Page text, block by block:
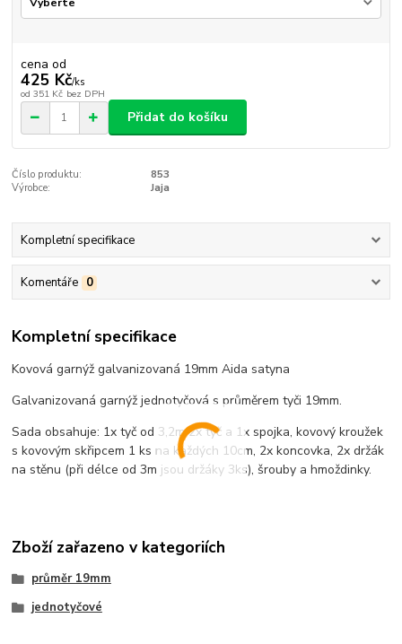
cena od
425 Kč/ks
od 351 Kč bez DPH
Přidat do košíku
Číslo produktu:
853
Výrobce:
Jaja
Kompletní specifikace
Komentáře 0
Kompletní specifikace
Kovová garnýž galvanizovaná 19mm Aida satyna
Galvanizovaná garnýž jednotyčová s průměrem tyči 19mm.
Sada obsahuje: 1x tyč od 3,2m 2x tyč a 1x spojka, kovový kroužek
s kovovým skřipcem 1 ks na každých 10cm, 2x koncovka, 2x držák
na stěnu (při délce od 3m jsou držáky 3ks), šrouby a hmoždinky.
Zboží zařazeno v kategoriích
průměr 19mm
jednotyčové